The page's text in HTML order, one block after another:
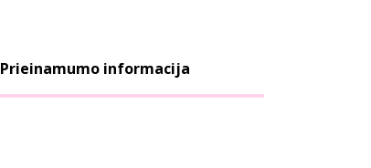
Prieinamumo informacija